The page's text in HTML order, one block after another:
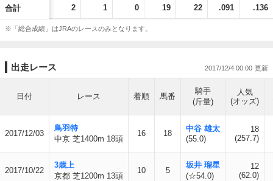
合計 2 1 0 19 22 .091 .136
※「総合成績」はJRAのレースのみとなります。
出走レース 2017/12/4 00:00
日付 レース 着順 馬番
騎手
(斤量)
人気
(オッズ)
2017/12/03
鳥羽特
中京 芝1400m 18頭
16 18
中谷 雄太
(55.0)
18
(257.7)
2017/10/22
3歳上
京都 芝1200m 13頭
10 5
坂井 瑠星
(☆54.0)
12
(62.0)